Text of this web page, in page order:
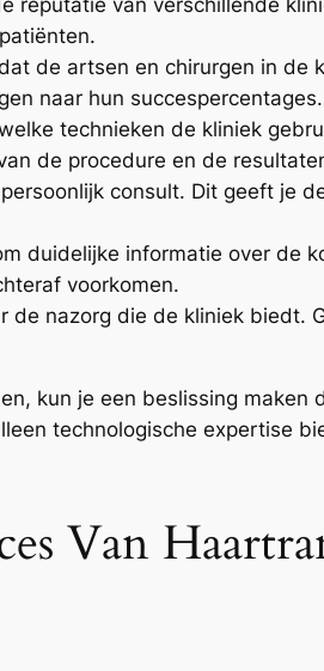
de artsen en chirurgen in de
naar hun succespercentages.
technieken de kliniek
de procedure en de
consult. Dit geeft je
duidelijke informatie over de
voorkomen.
de nazorg die de kliniek biedt.
kun je een beslissing
technologische expertise
Van